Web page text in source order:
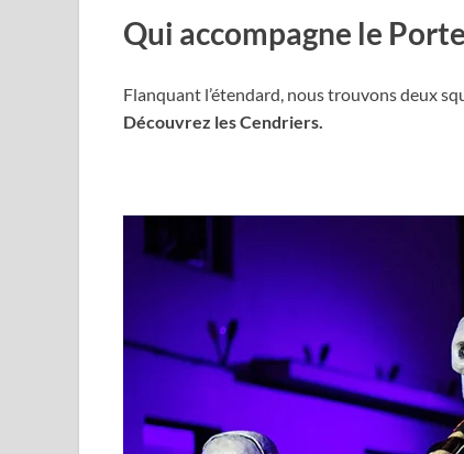
Qui accompagne le
Flanquant l’étendard, nous trouvons deux
Découvrez les Cendriers.